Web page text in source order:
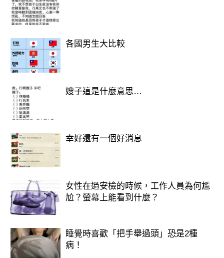
🎉 總結：12月偏財最旺的四生肖號碼
生肖
幸運偏財號碼
🐍 屬蛇
06、18、27、33
🐄 屬牛
09、15、22、40
🐕 屬狗
01、11、24、36
08、14、29、41
各國男生大比較
嫂子這是什麼意思…
幸好還有一個好消息
女性在過安檢的時候，工作人員為何尷
尬？螢幕上能看到什麼？
睡覺時喜歡「把手舉過頭」恐是2種
病！